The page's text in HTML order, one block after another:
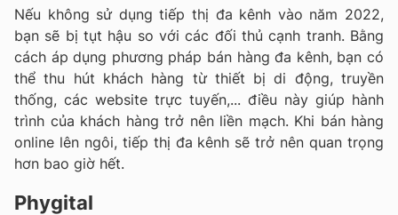
Nếu không sử dụng tiếp thị đa kênh vào năm 2022,
bạn sẽ bị tụt hậu so với các đối thủ cạnh tranh. Bằng
cách áp dụng phương pháp bán hàng đa kênh, bạn có
thể thu hút khách hàng từ thiết bị di động, truyền
thống, các website trực tuyến,... điều này giúp hành
trình của khách hàng trở nên liền mạch. Khi bán hàng
online lên ngôi, tiếp thị đa kênh sẽ trở nên quan trọng
hơn bao giờ hết.
Phygital